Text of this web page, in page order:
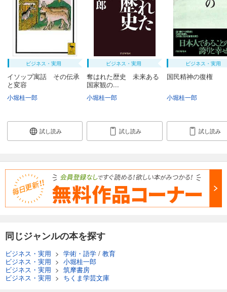
ビジネス・実用
イソップ寓話 その伝承
と変容
小堀桂一郎
試し読み
ビジネス・実用
奪はれた歴史 未来ある
国家観の...
小堀桂一郎
試し読み
ビジネス・実用
国民精神の復権
小堀桂一郎
試し読み
同じジャンルの本を探す
ビジネス・実用 > 学術・語学 / 教育
ビジネス・実用 > 小堀桂一郎
ビジネス・実用 > 筑摩書房
ビジネス・実用 > ちくま学芸文庫